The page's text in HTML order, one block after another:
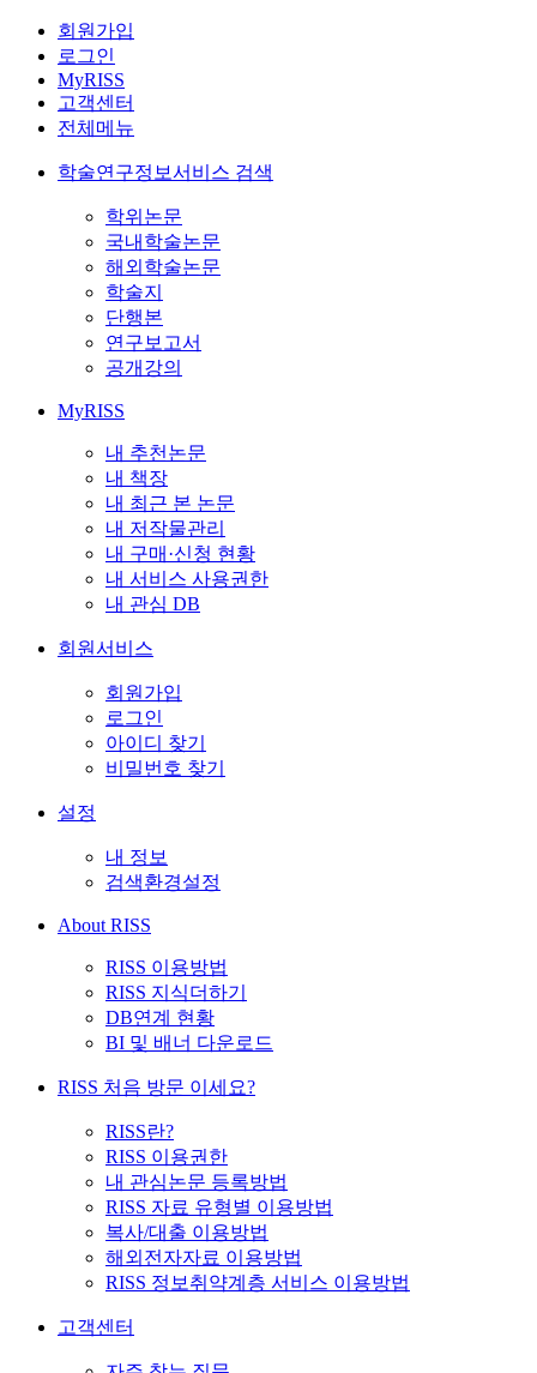
회원가입
로그인
MyRISS
고객센터
전체메뉴
학술연구정보서비스 검색
학위논문
국내학술논문
해외학술논문
학술지
단행본
연구보고서
공개강의
MyRISS
내 추천논문
내 책장
내 최근 본 논문
내 저작물관리
내 구매·신청 현황
내 서비스 사용권한
내 관심 DB
회원서비스
회원가입
로그인
아이디 찾기
비밀번호 찾기
설정
내 정보
검색환경설정
About RISS
RISS 이용방법
RISS 지식더하기
DB연계 현황
BI 및 배너 다운로드
RISS 처음 방문 이세요?
RISS란?
RISS 이용권한
내 관심논문 등록방법
RISS 자료 유형별 이용방법
복사/대출 이용방법
해외전자자료 이용방법
RISS 정보취약계층 서비스 이용방법
고객센터